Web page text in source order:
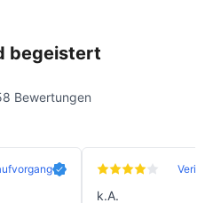
begeistert
Bewertungen
k.A.